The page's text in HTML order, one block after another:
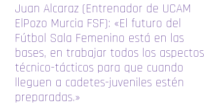
Juan Alcaraz (Entrenador de UCAM
ElPozo Murcia FSF): «El futuro del
Fútbol Sala Femenino está en las
bases, en trabajar todos los aspectos
técnico-tácticos para que cuando
lleguen a cadetes-juveniles estén
preparadas.»